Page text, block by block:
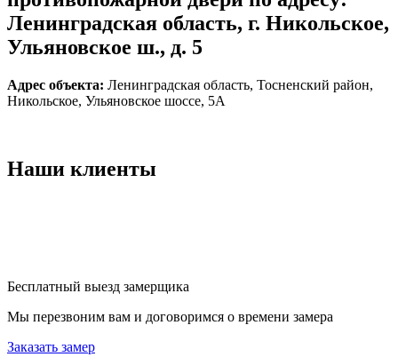
Ленинградская область, г. Никольское,
Ульяновское ш., д. 5
Адрес объекта: Ленинградская область, Тосненский район,
Никольское, Ульяновское шоссе, 5А
Наши клиенты
Бесплатный выезд замерщика
Мы перезвоним вам и договоримся о времени замера
Заказать замер